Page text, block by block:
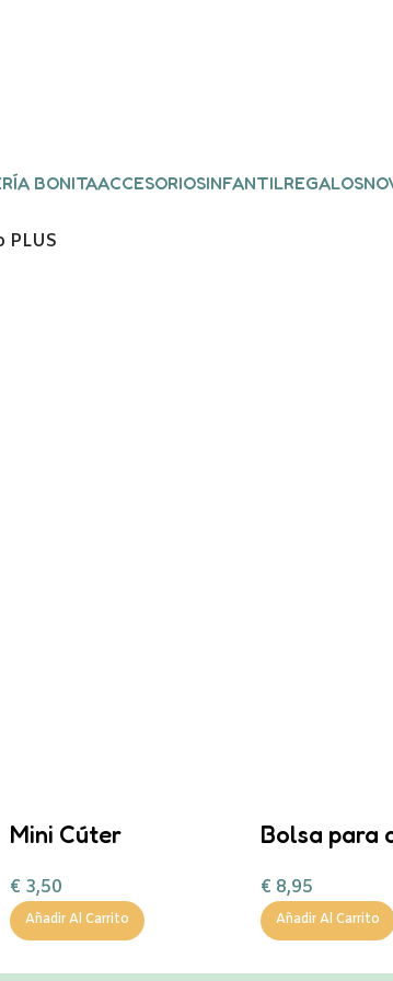
BONITAACCESORIOSINFANTILREGALOS
PLUS
Mini Cúter
€ 3,50
Añadir Al Carrito
Bolsa para
€ 8,95
Añadir Al Carrito